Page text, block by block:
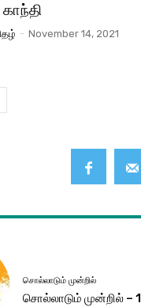
காந்தி
- November 14, 2021
சொல்லாடும் முன்றில்
சொல்லாடும் முன்றில் – 1